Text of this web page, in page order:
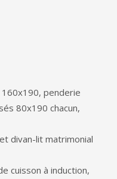
penderie
80x190 chacun,
divan-lit matrimonial
cuisson à induction,